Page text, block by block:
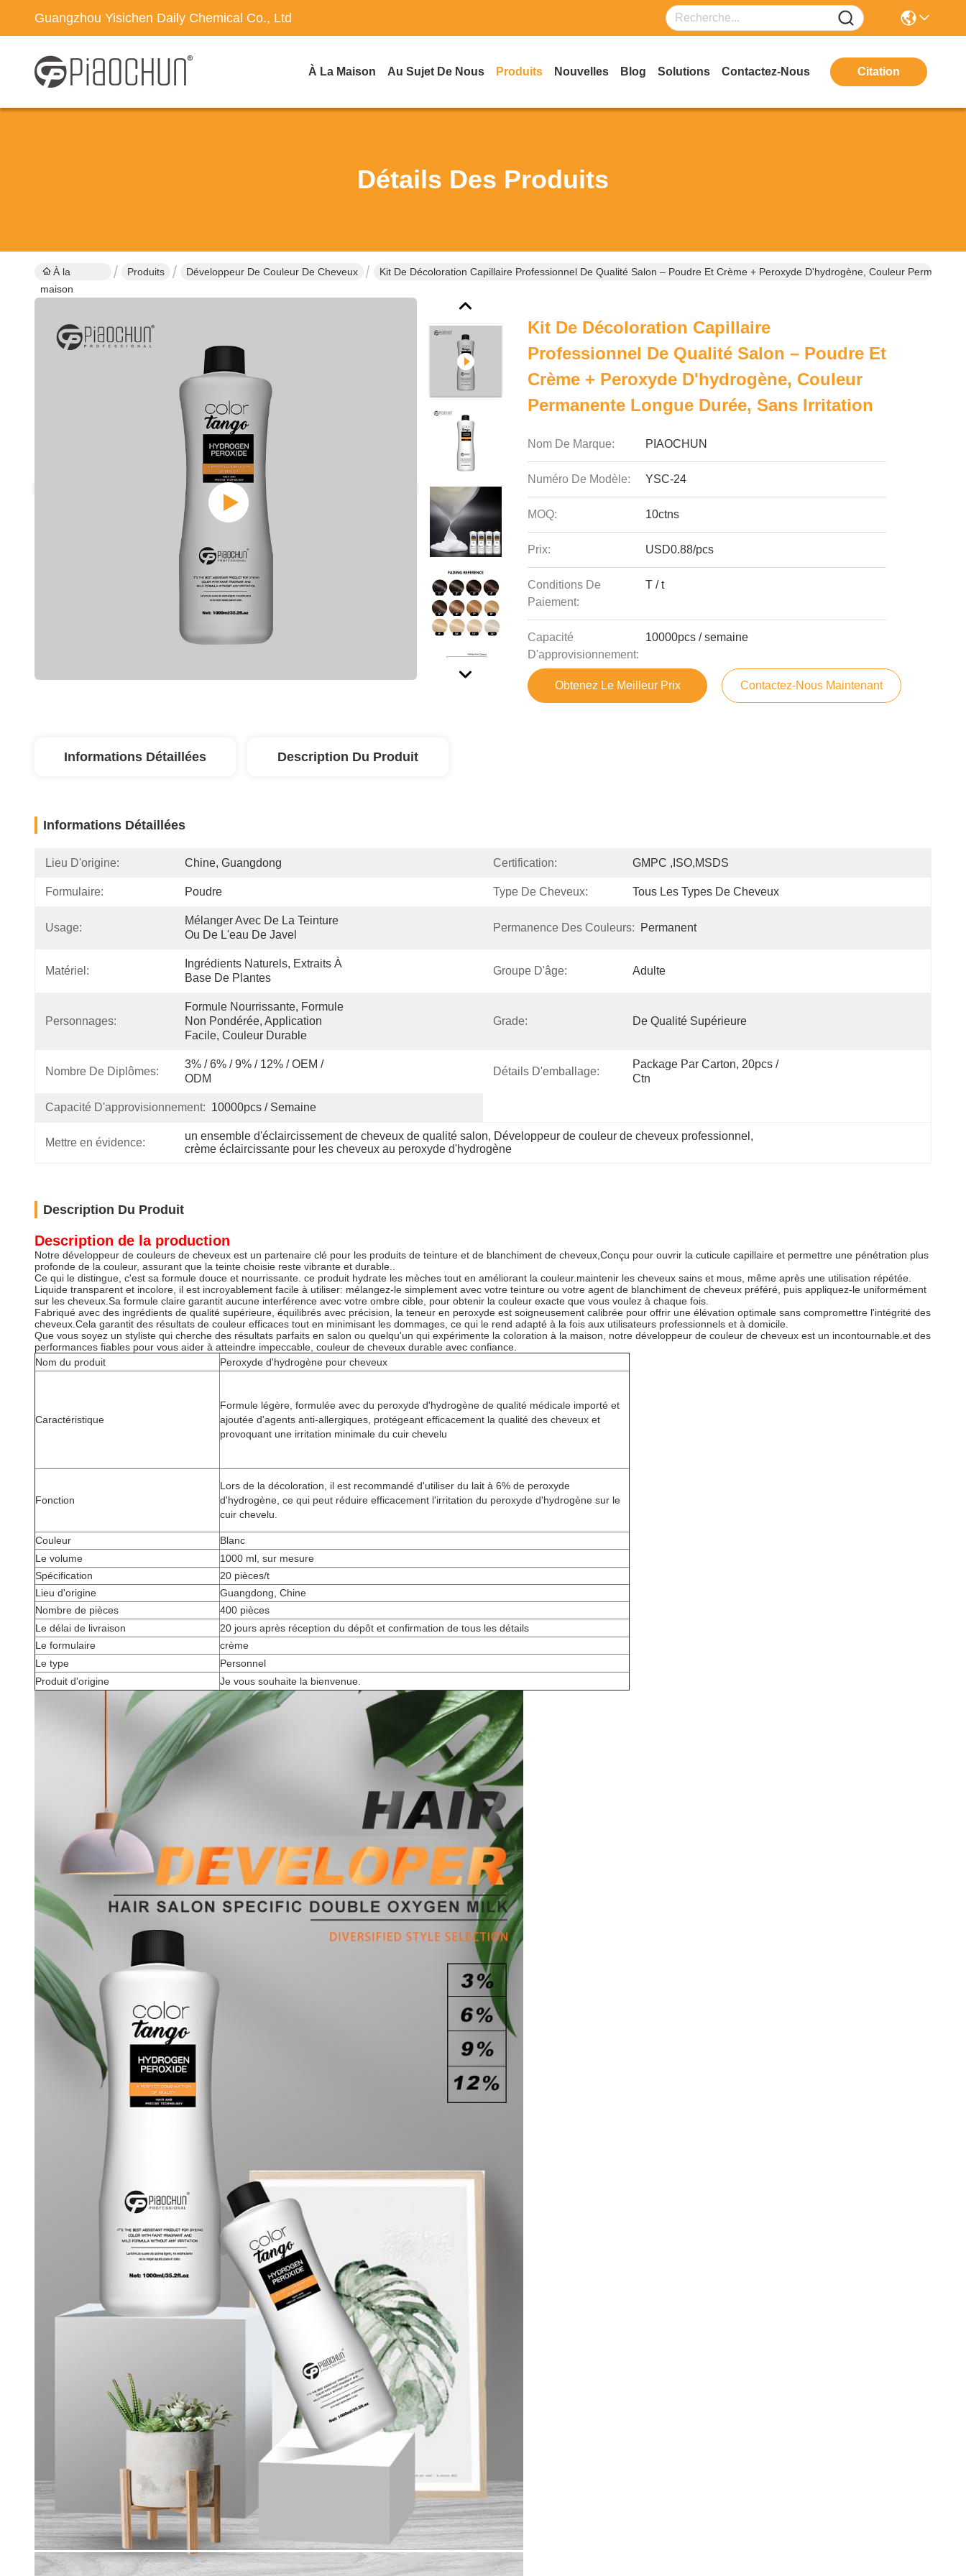
Guangzhou Yisichen Daily Chemical Co., Ltd
À La Maison Au Sujet De Nous Produits Nouvelles Blog Solutions Contactez-Nous Citation
Détails Des Produits
À la
maison
Produits Développeur De Couleur De Cheveux Kit De Décoloration Capillaire Professionnel De Qualité Salon – Poudre Et Crème + Peroxyde D'hydrogène, Couleur
Kit De Décoloration Capillaire
Professionnel De Qualité Salon – Poudre Et
Crème + Peroxyde D'hydrogène, Couleur
Permanente Longue Durée, Sans Irritation
Nom De Marque: PIAOCHUN
Numéro De Modèle: YSC-24
MOQ: 10ctns
Prix: USD0.88/pcs
Conditions De
Paiement:
T / t
Capacité
D'approvisionnement:
10000pcs / semaine
Obtenez Le Meilleur Prix Contactez-Nous Maintenant
Informations Détaillées Description Du Produit
Informations Détaillées
Lieu D'origine: Chine, Guangdong Certification: GMPC ,ISO,MSDS
Formulaire: Poudre Type De Cheveux: Tous Les Types De Cheveux
Usage:
Mélanger Avec De La Teinture
Ou De L'eau De Javel
Permanence Des Couleurs: Permanent
Matériel:
Ingrédients Naturels, Extraits À
Base De Plantes
Groupe D'âge: Adulte
Personnages:
Formule Nourrissante, Formule
Non Pondérée, Application
Facile, Couleur Durable
Grade: De Qualité Supérieure
Nombre De Diplômes:
3% / 6% / 9% / 12% / OEM /
ODM
Détails D'emballage:
Package Par Carton, 20pcs /
Ctn
Capacité D'approvisionnement: 10000pcs / Semaine
Mettre en évidence:
un ensemble d'éclaircissement de cheveux de qualité salon, Développeur de couleur de cheveux professionnel ,
crème éclaircissante pour les cheveux au peroxyde d'hydrogène
Description Du Produit
Description de la production
Notre développeur de couleurs de cheveux est un partenaire clé pour les produits de teinture et de blanchiment de cheveux,Conçu pour ouvrir la cuticule capillaire et permettre une pénétration plus
profonde de la couleur, assurant que la teinte choisie reste vibrante et durable..
Ce qui le distingue, c'est sa formule douce et nourrissante. ce produit hydrate les mèches tout en améliorant la couleur.maintenir les cheveux sains et mous, même après une utilisation répétée.
Liquide transparent et incolore, il est incroyablement facile à utiliser: mélangez-le simplement avec votre teinture ou votre agent de blanchiment de cheveux préféré, puis appliquez-le uniformément
sur les cheveux.Sa formule claire garantit aucune interférence avec votre ombre cible, pour obtenir la couleur exacte que vous voulez à chaque fois.
Fabriqué avec des ingrédients de qualité supérieure, équilibrés avec précision, la teneur en peroxyde est soigneusement calibrée pour offrir une élévation optimale sans compromettre l'intégrité des
cheveux.Cela garantit des résultats de couleur efficaces tout en minimisant les dommages, ce qui le rend adapté à la fois aux utilisateurs professionnels et à domicile.
Que vous soyez un styliste qui cherche des résultats parfaits en salon ou quelqu'un qui expérimente la coloration à la maison, notre développeur de couleur de cheveux est un incontournable.et des
performances fiables pour vous aider à atteindre impeccable, couleur de cheveux durable avec confiance.
Nom du produit
Peroxyde d'hydrogène pour cheveux
Caractéristique
Formule légère, formulée avec du peroxyde d'hydrogène de qualité médicale importé et
ajoutée d'agents anti-allergiques, protégeant efficacement la qualité des cheveux et
provoquant une irritation minimale du cuir chevelu
Fonction
Lors de la décoloration, il est recommandé d'utiliser du lait à 6% de peroxyde
d'hydrogène, ce qui peut réduire efficacement l'irritation du peroxyde d'hydrogène sur le
cuir chevelu.
Couleur
Blanc
Le volume
1000 ml, sur mesure
Spécification
20 pièces/t
Lieu d'origine
Guangdong, Chine
Nombre de pièces
400 pièces
Le délai de livraison
20 jours après réception du dépôt et confirmation de tous les détails
Le formulaire
crème
Le type
Personnel
Produit d'origine
Je vous souhaite la bienvenue.